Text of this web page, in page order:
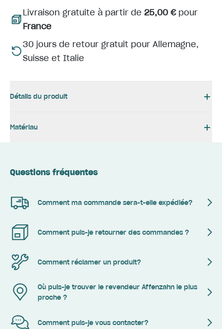
Livraison gratuite à partir de 25,00 €pour
France
30 jours de retour gratuit pour Allemagne,
Suisse et Italie
Détails du produit
Matériau
Questions fréquentes
Comment ma commande sera-t-elle expédiée?
Comment puis-je retourner des commandes ?
Comment réclamer un produit?
Où puis-je trouver le revendeur Affenzahn le plus
proche ?
Comment puis-je vous contacter?